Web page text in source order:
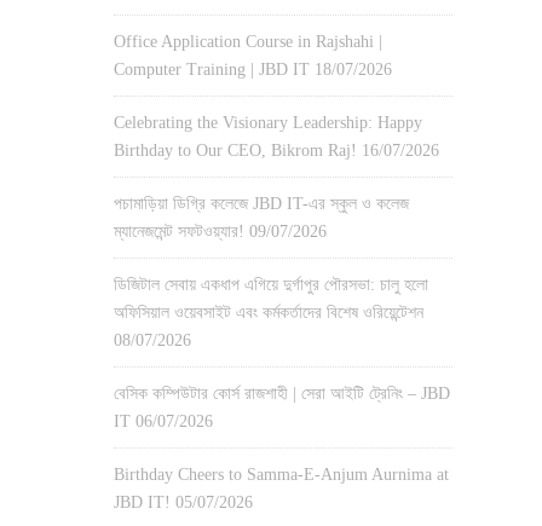
Office Application Course in Rajshahi |
Computer Training | JBD IT 18/07/2026
Celebrating the Visionary Leadership: Happy
Birthday to Our CEO, Bikrom Raj! 16/07/2026
পচামাড়িয়া ডিগ্রি কলেজে JBD IT-এর স্কুল ও কলেজ
ম্যানেজমেন্ট সফটওয়্যার! 09/07/2026
ডিজিটাল সেবায় একধাপ এগিয়ে দুর্গাপুর পৌরসভা: চালু হলো
অফিসিয়াল ওয়েবসাইট এবং কর্মকর্তাদের বিশেষ ওরিয়েন্টেশন
08/07/2026
বেসিক কম্পিউটার কোর্স রাজশাহী | সেরা আইটি ট্রেনিং – JBD
IT 06/07/2026
Birthday Cheers to Samma-E-Anjum Aurnima at
JBD IT! 05/07/2026